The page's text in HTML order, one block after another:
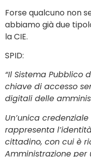
Forse qualcuno non
abbiamo già due
la CIE.
SPID:
“Il Sistema Pubblico
chiave di accesso
digitali delle
Un’unica credenziale
rappresenta
cittadino, con cui è
Amministrazione per